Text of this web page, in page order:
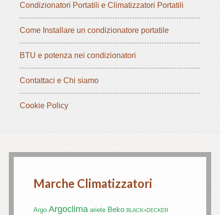
Condizionatori Portatili e Climatizzatori Portatili
Come Installare un condizionatore portatile
BTU e potenza nei condizionatori
Contattaci e Chi siamo
Cookie Policy
Marche Climatizzatori
Argo Argoclima ariete Beko BLACK+DECKER